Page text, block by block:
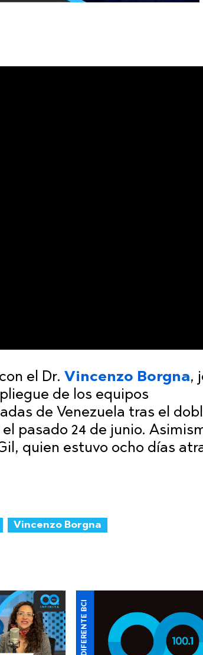
el Dr. Vincenzo Borgna,
de los equipos
de Venezuela tras el
pasado 24 de junio.
quien estuvo ocho días
Vincenzo Borgna